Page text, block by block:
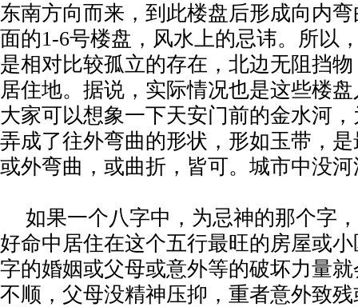
东南方向而来，到此楼盘后形成向内
面的1-6号楼盘，风水上的忌讳。所以
是相对比较孤立的存在，北边无阻挡
居住地。据说，实际情况也是这些楼
大家可以想象一下天安门前的金水河
弄成了往外弯曲的形状，形如玉带，
或外弯曲，或曲折，皆可。城市中没
如果一个八字中，为忌神的那个字
好命中居住在这个五行最旺的房屋或
字的婚姻或父母或意外等的破坏力量
不顺，父母没精神压抑，重者意外致